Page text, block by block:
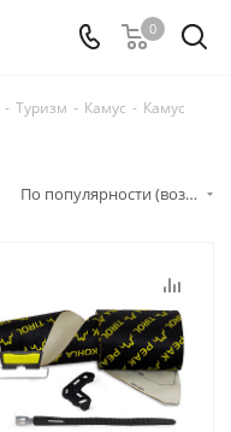
0
- Туризм - Камус - Камус
По популярности (возрастание)